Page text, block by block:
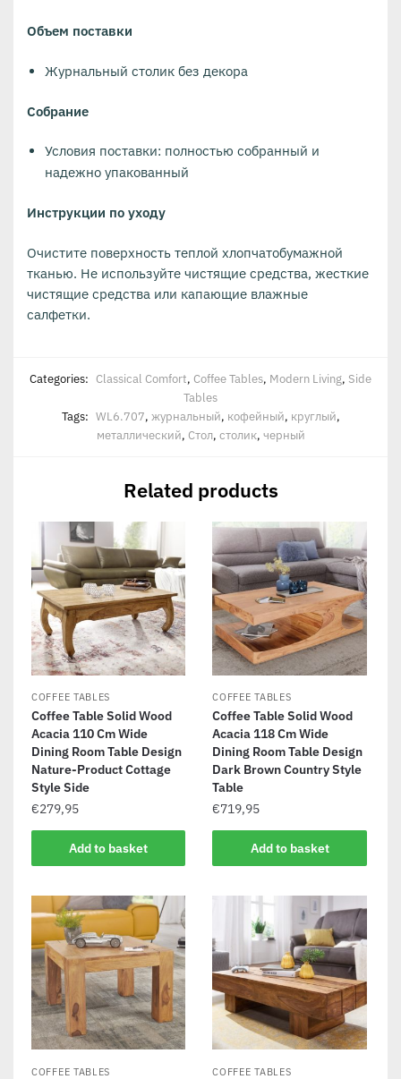
Объем поставки
Журнальный столик без декора
Собрание
Условия поставки: полностью собранный и
надежно упакованный
Инструкции по уходу
Очистите поверхность теплой хлопчатобумажной
тканью. Не используйте чистящие средства, жесткие
чистящие средства или капающие влажные
салфетки.
Categories: Classical Comfort, Coffee Tables, Modern Living, Side
Tables
Tags: WL6.707, журнальный, кофейный, круглый,
металлический, Стол, столик, черный
Related products
COFFEE TABLES
Coffee Table Solid Wood
Acacia 110 Cm Wide
Dining Room Table Design
Nature-Product Cottage
Style Side
€279,95
Add to basket
COFFEE TABLES
Coffee Table Solid Wood
Acacia 118 Cm Wide
Dining Room Table Design
Dark Brown Country Style
Table
€719,95
Add to basket
COFFEE TABLES COFFEE TABLES